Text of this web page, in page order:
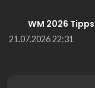
WM 2026
21.07.2026 22:31